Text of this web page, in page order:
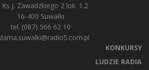
Ks J. Zawadzkiego 2 lok. 1.2
16-400 Suwałki
tel. (087) 566 62 10
KONKURSY
LUDZIE RADIA